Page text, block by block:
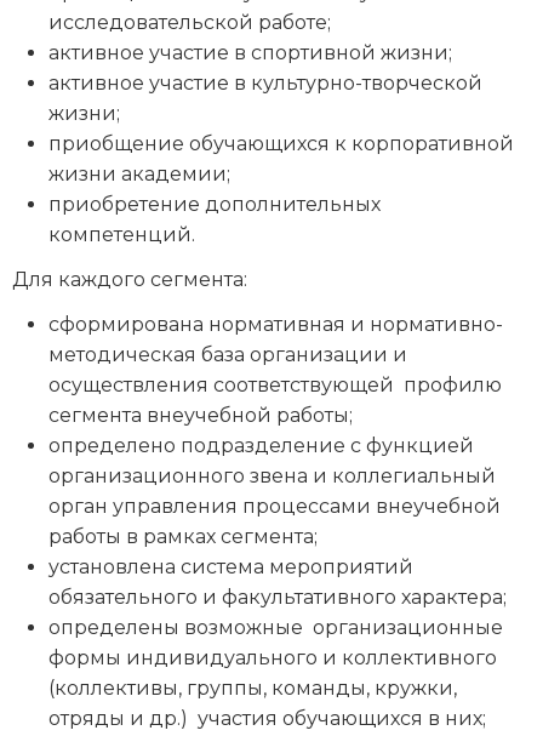
исследовательской работе;
активное участие в спортивной жизни;
активное участие в культурно-творческой
жизни;
приобщение обучающихся к корпоративной
жизни академии;
приобретение дополнительных
компетенций.
Для каждого сегмента:
сформирована нормативная и нормативно-
методическая база организации и
осуществления соответствующей профилю
сегмента внеучебной работы;
определено подразделение с функцией
организационного звена и коллегиальный
орган управления процессами внеучебной
работы в рамках сегмента;
установлена система мероприятий
обязательного и факультативного характера;
определены возможные организационные
формы индивидуального и коллективного
(коллективы, группы, команды, кружки,
отряды и др.) участия обучающихся в них;